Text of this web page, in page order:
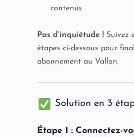
contenus
Pas d’inquiétude ! Suivez
étapes ci-dessous pour
abonnement au Vallon.
Solution en 3
Étape 1 : Connectez-